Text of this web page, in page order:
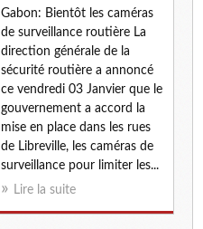
Gabon: Bientôt les caméras
de surveillance routière La
direction générale de la
sécurité routière a annoncé
ce vendredi 03 Janvier que le
gouvernement a accord la
mise en place dans les rues
de Libreville, les caméras de
surveillance pour limiter les...
Lire la suite